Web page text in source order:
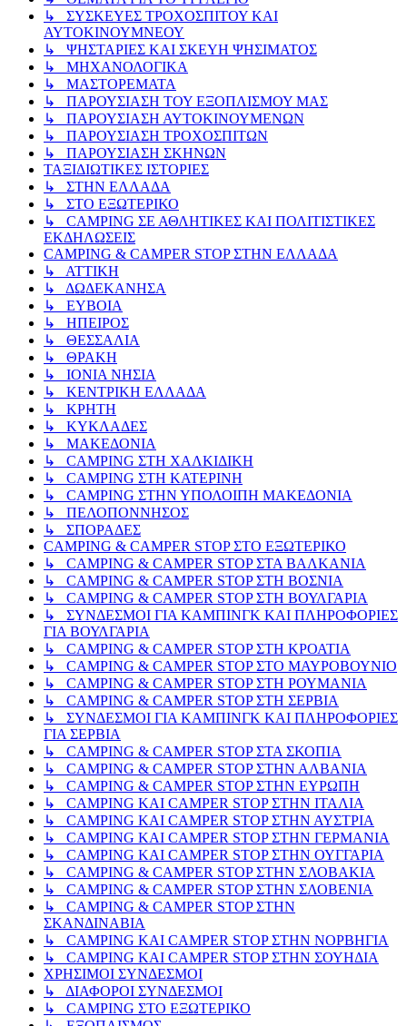
↳ ΣΥΣΚΕΥΕΣ ΤΡΟΧΟΣΠΙΤΟΥ ΚΑΙ
ΑΥΤΟΚΙΝΟΥΜΝΕΟΥ
↳ ΨΗΣΤΑΡΙΕΣ ΚΑΙ ΣΚΕΥΗ ΨΗΣΙΜΑΤΟΣ
↳ ΜΗΧΑΝΟΛΟΓΙΚΑ
↳ ΜΑΣΤΟΡΕΜΑΤΑ
↳ ΠΑΡΟΥΣΙΑΣΗ ΤΟΥ ΕΞΟΠΛΙΣΜΟΥ ΜΑΣ
↳ ΠΑΡΟΥΣΙΑΣΗ ΑΥΤΟΚΙΝΟΥΜΕΝΩΝ
↳ ΠΑΡΟΥΣΙΑΣΗ ΤΡΟΧΟΣΠΙΤΩΝ
↳ ΠΑΡΟΥΣΙΑΣΗ ΣΚΗΝΩΝ
ΤΑΞΙΔΙΩΤΙΚΕΣ ΙΣΤΟΡΙΕΣ
↳ ΣΤΗΝ ΕΛΛΑΔΑ
↳ ΣΤΟ ΕΞΩΤΕΡΙΚΟ
↳ CAMPING ΣΕ ΑΘΛΗΤΙΚΕΣ ΚΑΙ ΠΟΛΙΤΙΣΤΙΚΕΣ
ΕΚΔΗΛΩΣΕΙΣ
CAMPING & CAMPER STOP ΣΤΗN ΕΛΛΑΔΑ
↳ ΑΤΤΙΚΗ
↳ ΔΩΔΕΚΑΝΗΣΑ
↳ ΕΥΒΟΙΑ
↳ ΗΠΕΙΡΟΣ
↳ ΘΕΣΣΑΛΙΑ
↳ ΘΡΑΚΗ
↳ ΙΟΝΙΑ ΝΗΣΙΑ
↳ ΚΕΝΤΡΙΚΗ ΕΛΛΑΔΑ
↳ ΚΡΗΤΗ
↳ ΚΥΚΛΑΔΕΣ
↳ ΜΑΚΕΔΟΝΙΑ
↳ CAMPING ΣΤΗ ΧΑΛΚΙΔΙΚΗ
↳ CAMPING ΣΤΗ ΚΑΤΕΡΙΝΗ
↳ CAMPING ΣΤΗΝ ΥΠΟΛΟΙΠΗ ΜΑΚΕΔΟΝΙΑ
↳ ΠΕΛΟΠΟΝΝΗΣΟΣ
↳ ΣΠΟΡΑΔΕΣ
CAMPING & CAMPER STOP ΣΤΟ ΕΞΩΤΕΡΙΚΟ
↳ CAMPING & CAMPER STOP ΣΤΑ ΒΑΛΚΑΝΙΑ
↳ CAMPING & CAMPER STOP ΣΤΗ ΒΟΣΝΙΑ
↳ CAMPING & CAMPER STOP ΣΤΗ ΒΟΥΛΓΑΡΙΑ
↳ ΣΥΝΔΕΣΜΟΙ ΓΙΑ ΚΑΜΠΙΝΓΚ ΚΑΙ ΠΛΗΡΟΦΟΡΙΕΣ
ΓΙΑ ΒΟΥΛΓΑΡΙΑ
↳ CAMPING & CAMPER STOP ΣΤΗ ΚΡΟΑΤΙΑ
↳ CAMPING & CAMPER STOP ΣΤΟ ΜΑΥΡΟΒΟΥΝΙΟ
↳ CAMPING & CAMPER STOP ΣΤΗ ΡΟΥΜΑΝΙΑ
↳ CAMPING & CAMPER STOP ΣΤΗ ΣΕΡΒΙΑ
↳ ΣΥΝΔΕΣΜΟΙ ΓΙΑ ΚΑΜΠΙΝΓΚ ΚΑΙ ΠΛΗΡΟΦΟΡΙΕΣ
ΓΙΑ ΣΕΡΒΙΑ
↳ CAMPING & CAMPER STOP ΣΤΑ ΣΚΟΠΙΑ
↳ CAMPING & CAMPER STOP ΣΤΗΝ ΑΛΒΑΝΙΑ
↳ CAMPING & CAMPER STOP ΣΤΗΝ ΕΥΡΩΠΗ
↳ CAMPING KAI CAMPER STOP ΣΤΗΝ ΙΤΑΛΙΑ
↳ CAMPING KAI CAMPER STOP ΣΤΗΝ ΑΥΣΤΡΙΑ
↳ CAMPING KAI CAMPER STOP ΣΤΗΝ ΓΕΡΜΑΝΙΑ
↳ CAMPING KAI CAMPER STOP ΣΤΗΝ ΟΥΓΓΑΡΙΑ
↳ CAMPING & CAMPER STOP ΣΤΗΝ ΣΛΟΒΑΚΙΑ
↳ CAMPING & CAMPER STOP ΣΤΗΝ ΣΛΟΒΕΝΙΑ
↳ CAMPING & CAMPER STOP ΣΤΗΝ
ΣΚΑΝΔΙΝΑΒΙΑ
↳ CAMPING KAI CAMPER STOP ΣΤΗΝ ΝΟΡΒΗΓΙΑ
↳ CAMPING KAI CAMPER STOP ΣΤΗΝ ΣΟΥΗΔΙΑ
ΧΡΗΣΙΜΟΙ ΣΥΝΔΕΣΜΟΙ
↳ ΔΙΑΦΟΡΟΙ ΣΥΝΔΕΣΜΟΙ
↳ CAMPING ΣΤΟ ΕΞΩΤΕΡΙΚΟ